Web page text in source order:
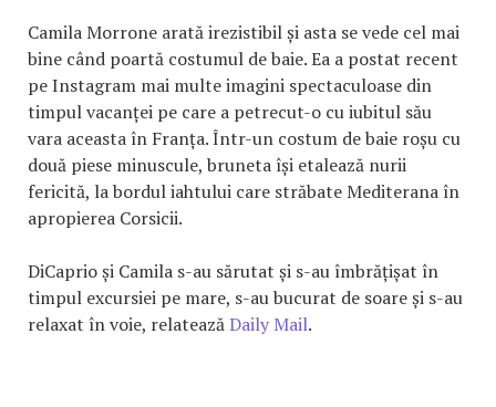
Camila Morrone arată irezistibil și asta se vede cel mai
bine când poartă costumul de baie. Ea a postat recent
pe Instagram mai multe imagini spectaculoase din
timpul vacanței pe care a petrecut-o cu iubitul său
vara aceasta în Franța. Într-un costum de baie roșu cu
două piese minuscule, bruneta își etalează nurii
fericită, la bordul iahtului care străbate Mediterana în
apropierea Corsicii.
DiCaprio și Camila s-au sărutat și s-au îmbrățișat în
timpul excursiei pe mare, s-au bucurat de soare și s-au
relaxat în voie, relateazăDaily Mail.